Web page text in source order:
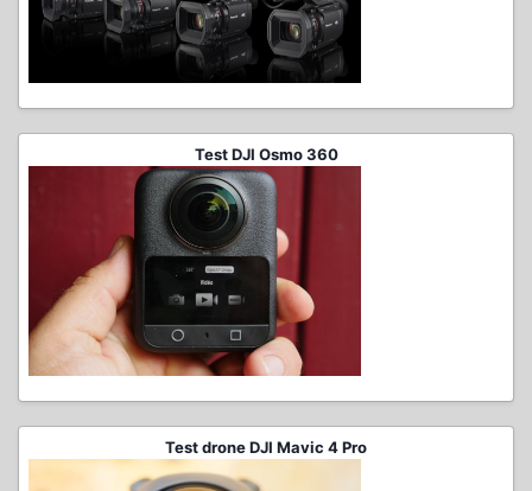
Test DJI Osmo 360
Test drone DJI Mavic 4 Pro